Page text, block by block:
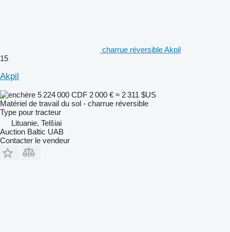
charrue réversible Akpil
15
Akpil
5 224 000 CDF 2 000 € ≈ 2 311 $US
Matériel de travail du sol - charrue réversible
Type pour tracteur
Lituanie, Telšiai
Auction Baltic UAB
Contacter le vendeur